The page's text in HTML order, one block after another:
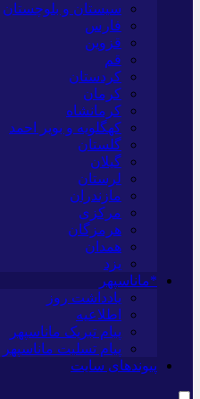
سیستان و بلوچستان
فارس
قزوین
قم
کردستان
کرمان
کرمانشاه
کهگلویه و بویر احمد
گلستان
گیلان
لرستان
مازندران
مرکزی
هرمزگان
همدان
یزد
*ماناسپهر
یادداشت روز
اطلاعیه
پیام تبریک ماناسپهر
پیام تسلیت ماناسپهر
پیوندهای سایت